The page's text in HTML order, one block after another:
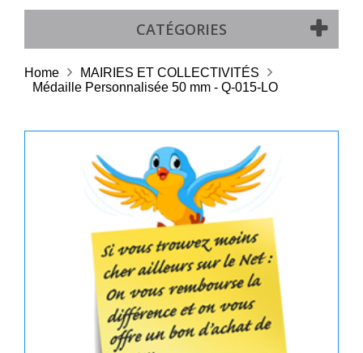
CATÉGORIES
Home
MAIRIES ET COLLECTIVITÉS
Médaille Personnalisée 50 mm - Q-015-LO